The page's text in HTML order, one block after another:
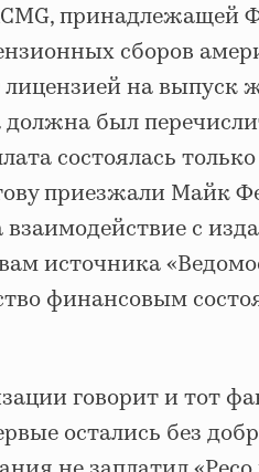
принадлежащей
сборов
лицензией на выпуск
был
состоялась
приезжали Майк
с
источника
финансовым
говорит и тот
остались без